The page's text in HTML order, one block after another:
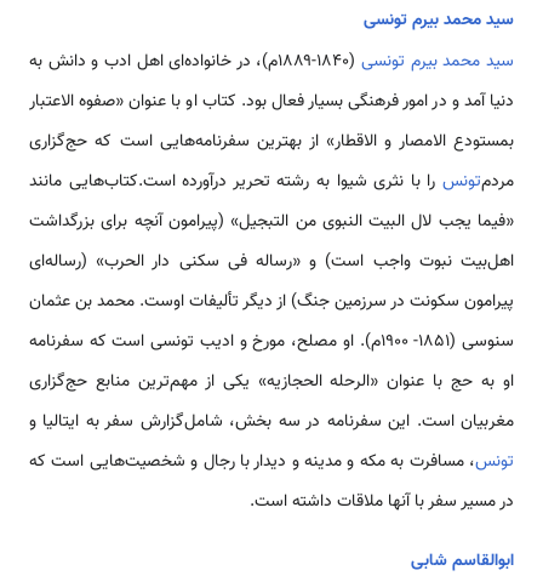
سید محمد بیرم تونسی
سید محمد بیرم تونسی
(۱۸۴۰-۱۸۸۹م)، در خانواده‌ای اهل ادب و دانش به
دنیا آمد و در امور فرهنگی بسیار فعال بود. کتاب او با عنوان «صفوه الاعتبار
بمستودع الامصار و الاقطار» از بهترین سفرنامه‌هایی است که حج‌گزاری
مردم‌تونس را با نثری شیوا به رشته تحریر درآورده است.کتاب‌هایی مانند
«فیما یجب لال البیت النبوی من التبجیل» (پیرامون آنچه برای بزرگداشت
اهل‌بیت نبوت واجب است) و «رساله فی سکنی دار الحرب» (رساله‌ای
پیرامون سکونت در سرزمین جنگ) از دیگر تألیفات اوست. محمد بن عثمان
سنوسی (۱۸۵۱- ۱۹۰۰م). او مصلح، مورخ و ادیب تونسی است که سفرنامه
او به حج با عنوان «الرحله الحجازیه» یکی از مهم‌ترین منابع حج‌گزاری
مغربیان است. این سفرنامه در سه بخش، شامل‌گزارش سفر به ایتالیا و
تونس، مسافرت به مکه و مدینه و دیدار با رجال و شخصیت‌هایی است که
در مسیر سفر با آنها ملاقات داشته است.
ابوالقاسم شابی